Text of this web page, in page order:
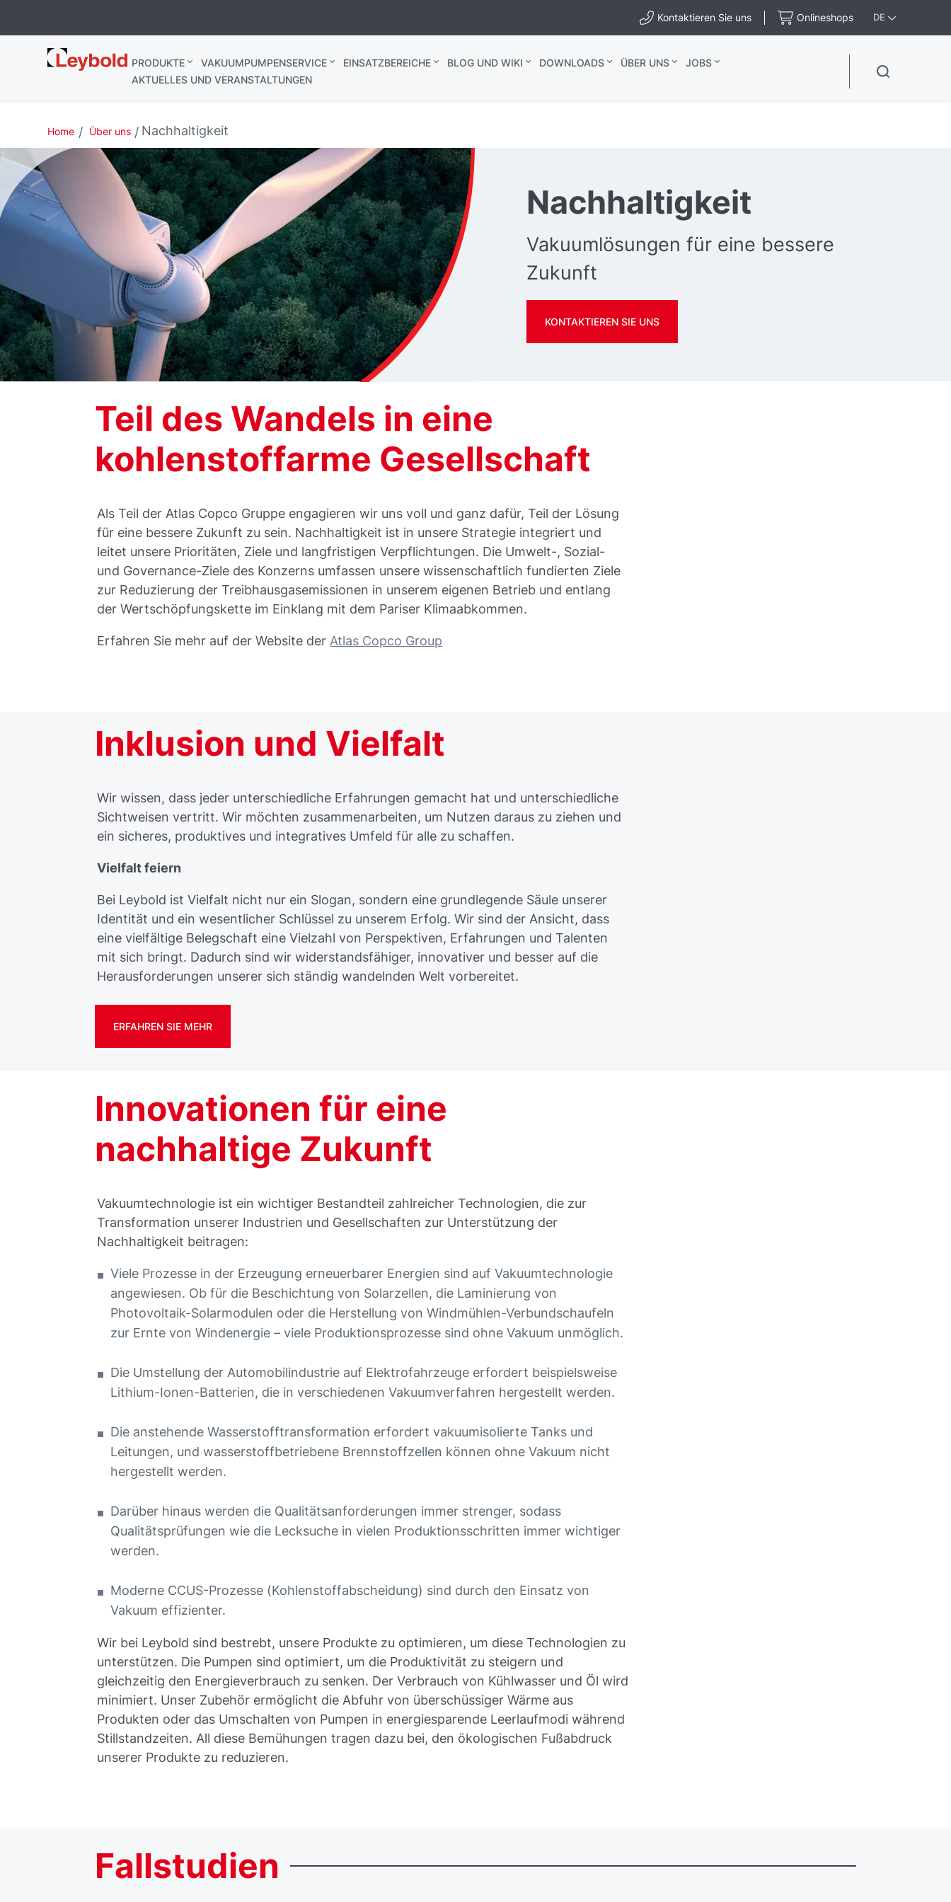
Kontaktieren Sie uns Onlineshops DE
Leybold
Deutschland
PRODUKTE VAKUUMPUMPENSERVICE EINSATZBEREICHE BLOG UND WIKI DOWNLOADS ÜBER UNS
JOBS
AKTUELLES UND VERANSTALTUNGEN
Home Über uns Nachhaltigkeit
Nachhaltigkeit
Vakuumlösungen für eine bessere
Zukunft
KONTAKTIEREN SIE UNS
Teil des Wandels in eine
kohlenstoffarme Gesellschaft
Als Teil der Atlas Copco Gruppe engagieren wir uns voll und ganz dafür, Teil der Lösung
für eine bessere Zukunft zu sein. Nachhaltigkeit ist in unsere Strategie integriert und
leitet unsere Prioritäten, Ziele und langfristigen Verpflichtungen. Die Umwelt-, Sozial-
und Governance-Ziele des Konzerns umfassen unsere wissenschaftlich fundierten Ziele
zur Reduzierung der Treibhausgasemissionen in unserem eigenen Betrieb und entlang
der Wertschöpfungskette im Einklang mit dem Pariser Klimaabkommen.
Erfahren Sie mehr auf der Website der Atlas Copco Group
Inklusion und Vielfalt
Wir wissen, dass jeder unterschiedliche Erfahrungen gemacht hat und unterschiedliche
Sichtweisen vertritt. Wir möchten zusammenarbeiten, um Nutzen daraus zu ziehen und
ein sicheres, produktives und integratives Umfeld für alle zu schaffen.
Vielfalt feiern
Bei Leybold ist Vielfalt nicht nur ein Slogan, sondern eine grundlegende Säule unserer
Identität und ein wesentlicher Schlüssel zu unserem Erfolg. Wir sind der Ansicht, dass
eine vielfältige Belegschaft eine Vielzahl von Perspektiven, Erfahrungen und Talenten
mit sich bringt. Dadurch sind wir widerstandsfähiger, innovativer und besser auf die
Herausforderungen unserer sich ständig wandelnden Welt vorbereitet.
ERFAHREN SIE MEHR
Innovationen für eine
nachhaltige Zukunft
Vakuumtechnologie ist ein wichtiger Bestandteil zahlreicher Technologien, die zur
Transformation unserer Industrien und Gesellschaften zur Unterstützung der
Nachhaltigkeit beitragen:
Viele Prozesse in der Erzeugung erneuerbarer Energien sind auf Vakuumtechnologie
angewiesen. Ob für die Beschichtung von Solarzellen, die Laminierung von
Photovoltaik-Solarmodulen oder die Herstellung von Windmühlen-Verbundschaufeln
zur Ernte von Windenergie – viele Produktionsprozesse sind ohne Vakuum unmöglich.
Die Umstellung der Automobilindustrie auf Elektrofahrzeuge erfordert beispielsweise
Lithium-Ionen-Batterien, die in verschiedenen Vakuumverfahren hergestellt werden.
Die anstehende Wasserstofftransformation erfordert vakuumisolierte Tanks und
Leitungen, und wasserstoffbetriebene Brennstoffzellen können ohne Vakuum nicht
hergestellt werden.
Darüber hinaus werden die Qualitätsanforderungen immer strenger, sodass
Qualitätsprüfungen wie die Lecksuche in vielen Produktionsschritten immer wichtiger
werden.
Moderne CCUS-Prozesse (Kohlenstoffabscheidung) sind durch den Einsatz von
Vakuum effizienter.
Wir bei Leybold sind bestrebt, unsere Produkte zu optimieren, um diese Technologien zu
unterstützen. Die Pumpen sind optimiert, um die Produktivität zu steigern und
gleichzeitig den Energieverbrauch zu senken. Der Verbrauch von Kühlwasser und Öl wird
minimiert. Unser Zubehör ermöglicht die Abfuhr von überschüssiger Wärme aus
Produkten oder das Umschalten von Pumpen in energiesparende Leerlaufmodi während
Stillstandzeiten. All diese Bemühungen tragen dazu bei, den ökologischen Fußabdruck
unserer Produkte zu reduzieren.
Fallstudien